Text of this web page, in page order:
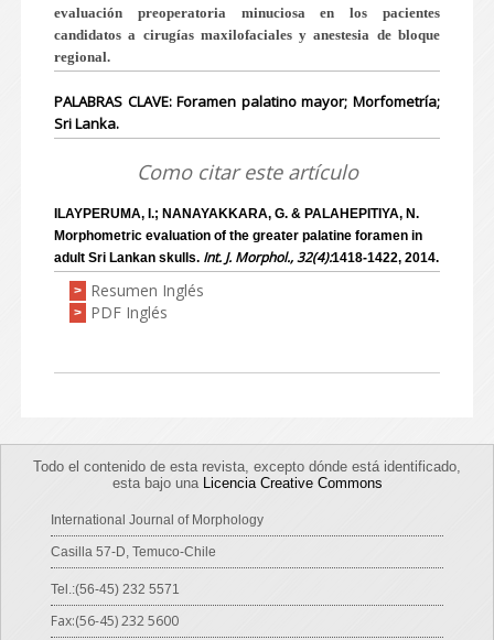
evaluación preoperatoria minuciosa en los pacientes
candidatos a cirugías maxilofaciales y anestesia de bloque
regional.
PALABRAS CLAVE: Foramen palatino mayor; Morfometría;
Sri Lanka.
Como citar este artículo
ILAYPERUMA, I.; NANAYAKKARA, G. & PALAHEPITIYA, N.
Morphometric evaluation of the greater palatine foramen in
adult Sri Lankan skulls. Int. J. Morphol., 32(4):1418-1422, 2014.
> Resumen Inglés
> PDF Inglés
Todo el contenido de esta revista, excepto dónde está identificado,
esta bajo una Licencia Creative Commons
International Journal of Morphology
Casilla 57-D, Temuco-Chile
Tel.:(56-45) 232 5571
Fax:(56-45) 232 5600